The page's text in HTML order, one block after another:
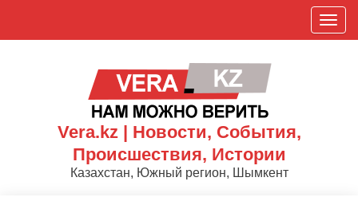
П
о
Vera.kz | Новости, События,
Происшествия, Истории
Казахстан, Южный регион, Шымкент